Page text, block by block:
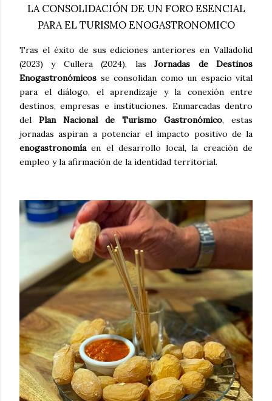
LA CONSOLIDACIÓN DE UN FORO ESENCIAL
PARA EL TURISMO ENOGASTRONOMICO
Tras el éxito de sus ediciones anteriores en Valladolid
(2023) y Cullera (2024), lasJornadas de Destinos
Enogastronómicos se consolidan como un espacio vital
para el diálogo, el aprendizaje y la conexión entre
destinos, empresas e instituciones. Enmarcadas dentro
del Plan Nacional de Turismo Gastronómico, estas
jornadas aspiran a potenciar el impacto positivo de la
enogastronomíaen el desarrollo local, la creación de
empleo y la afirmación de la identidad territorial.